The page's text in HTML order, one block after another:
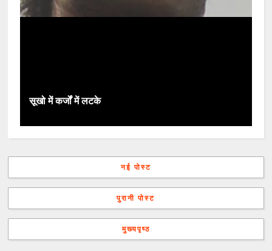
सूखो में कर्जों में लटके
नई पोस्ट
पुरानी पोस्ट
मुख्यपृष्ठ